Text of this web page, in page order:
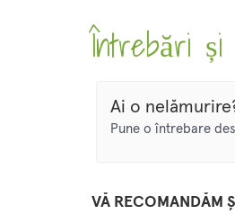
Întrebări și
Ai o
Pune o întrebare
VĂ RECOMANDĂM ȘI